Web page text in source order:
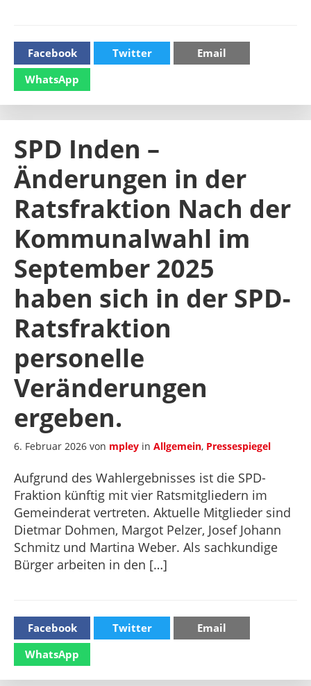
Facebook Twitter
Email
WhatsApp
SPD Inden –
Änderungen in der
Ratsfraktion Nach der
Kommunalwahl im
September 2025
haben sich in der SPD-
Ratsfraktion
personelle
Veränderungen
ergeben.
6. Februar 2026 von mpley in Allgemein, Pressespiegel
Aufgrund des Wahlergebnisses ist die SPD-
Fraktion künftig mit vier Ratsmitgliedern im
Gemeinderat vertreten. Aktuelle Mitglieder sind
Dietmar Dohmen, Margot Pelzer, Josef Johann
Schmitz und Martina Weber. Als sachkundige
Bürger arbeiten in den […]
Facebook Twitter
Email
WhatsApp